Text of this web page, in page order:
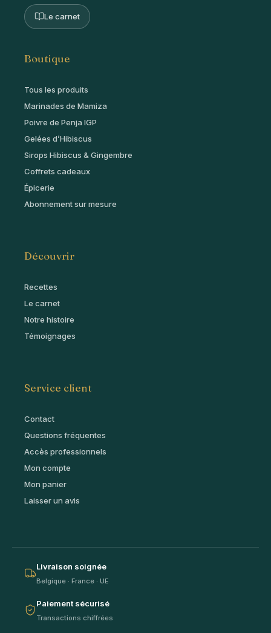
Le carnet
Boutique
Tous les produits
Marinades de Mamiza
Poivre de Penja IGP
Gelées d’Hibiscus
Sirops Hibiscus & Gingembre
Coffrets cadeaux
Épicerie
Abonnement sur mesure
Découvrir
Recettes
Le carnet
Notre histoire
Témoignages
Service client
Contact
Questions fréquentes
Accès professionnels
Mon compte
Mon panier
Laisser un avis
Livraison soignée
Belgique · France · UE
Paiement sécurisé
Transactions chiffrées